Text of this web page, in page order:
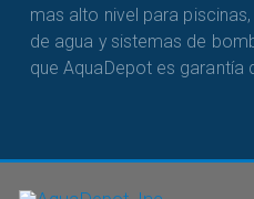
mas alto nivel para
de agua y sistemas de
que AquaDepot es garantía